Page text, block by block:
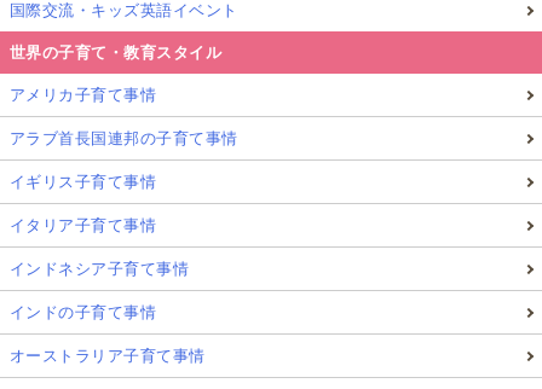
国際交流・キッズ英語イベント
世界の子育て・教育スタイル
アメリカ子育て事情
アラブ首長国連邦の子育て事情
イギリス子育て事情
イタリア子育て事情
インドネシア子育て事情
インドの子育て事情
オーストラリア子育て事情